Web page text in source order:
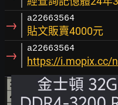
→ a22663564
貼文販賣4000元
→ a22663564
https://i.mopix.cc/